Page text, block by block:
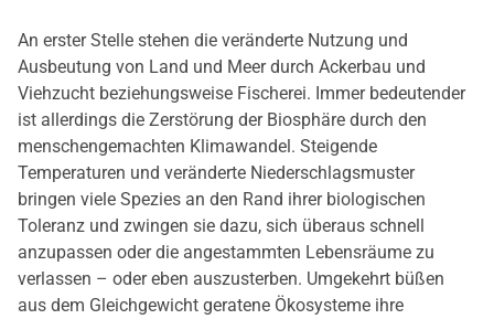
An erster Stelle stehen die veränderte Nutzung und
Ausbeutung von Land und Meer durch Ackerbau und
Viehzucht beziehungsweise Fischerei. Immer bedeutender
ist allerdings die Zerstörung der Biosphäre durch den
menschengemachten Klimawandel. Steigende
Temperaturen und veränderte Niederschlagsmuster
bringen viele Spezies an den Rand ihrer biologischen
Toleranz und zwingen sie dazu, sich überaus schnell
anzupassen oder die angestammten Lebensräume zu
verlassen – oder eben auszusterben. Umgekehrt büßen
aus dem Gleichgewicht geratene Ökosysteme ihre